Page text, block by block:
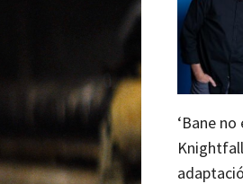
‘Bane